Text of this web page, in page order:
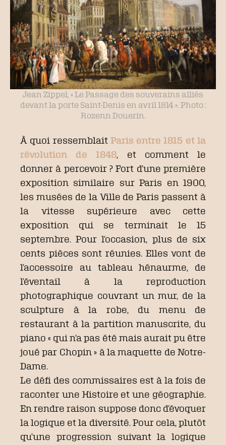
Jean Zippel, « Le Passage des souverains alliés
devant la porte Saint-Denis en avril 1814 ». Photo :
Rozenn Douerin.
À quoi ressemblait Paris entre 1815 et la
révolution de 1848, et comment le
donner à percevoir ? Fort d’une première
exposition similaire sur Paris en 1900,
les musées de la Ville de Paris passent à
la vitesse supérieure avec cette
exposition qui se terminait le 15
septembre. Pour l’occasion, plus de six
cents pièces sont réunies. Elles vont de
l’accessoire au tableau hénaurme, de
l’éventail à la reproduction
photographique couvrant un mur, de la
sculpture à la robe, du menu de
restaurant à la partition manuscrite, du
piano « qui n’a pas été mais aurait pu être
joué par Chopin » à la maquette de Notre-
Dame.
Le défi des commissaires est à la fois de
raconter une Histoire et une géographie.
En rendre raison suppose donc d’évoquer
la logique et la diversité. Pour cela, plutôt
qu’une progression suivant la logique